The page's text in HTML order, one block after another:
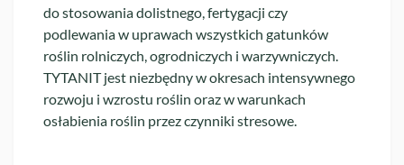
do stosowania dolistnego, fertygacji czy
podlewania w uprawach wszystkich gatunków
roślin rolniczych, ogrodniczych i warzywniczych.
TYTANIT jest niezbędny w okresach intensywnego
rozwoju i wzrostu roślin oraz w warunkach
osłabienia roślin przez czynniki stresowe.